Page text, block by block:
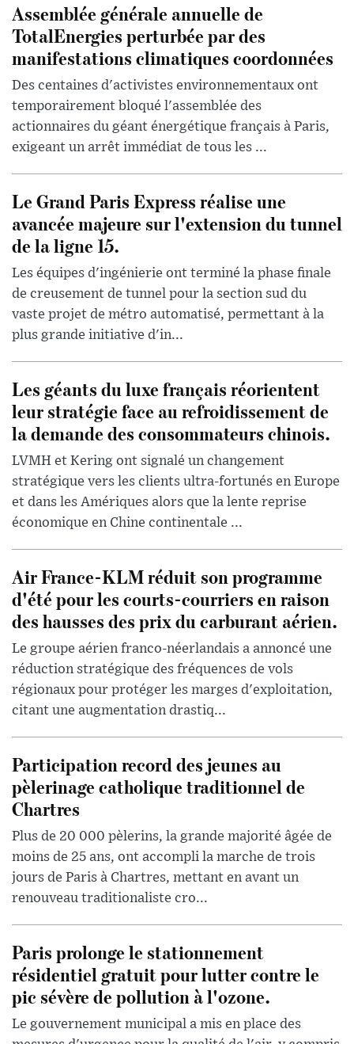
Assemblée générale annuelle de
TotalEnergies perturbée par des
manifestations climatiques coordonnées
Des centaines d'activistes environnementaux ont
temporairement bloqué l'assemblée des
actionnaires du géant énergétique français à Paris,
exigeant un arrêt immédiat de tous les ...
Le Grand Paris Express réalise une
avancée majeure sur l'extension du tunnel
de la ligne 15.
Les équipes d'ingénierie ont terminé la phase finale
de creusement de tunnel pour la section sud du
vaste projet de métro automatisé, permettant à la
plus grande initiative d'in...
Les géants du luxe français réorientent
leur stratégie face au refroidissement de
la demande des consommateurs chinois.
LVMH et Kering ont signalé un changement
stratégique vers les clients ultra-fortunés en Europe
et dans les Amériques alors que la lente reprise
économique en Chine continentale ...
Air France-KLM réduit son programme
d'été pour les courts-courriers en raison
des hausses des prix du carburant aérien.
Le groupe aérien franco-néerlandais a annoncé une
réduction stratégique des fréquences de vols
régionaux pour protéger les marges d'exploitation,
citant une augmentation drastiq...
Participation record des jeunes au
pèlerinage catholique traditionnel de
Chartres
Plus de 20 000 pèlerins, la grande majorité âgée de
moins de 25 ans, ont accompli la marche de trois
jours de Paris à Chartres, mettant en avant un
renouveau traditionaliste cro...
Paris prolonge le stationnement
résidentiel gratuit pour lutter contre le
pic sévère de pollution à l'ozone.
Le gouvernement municipal a mis en place des